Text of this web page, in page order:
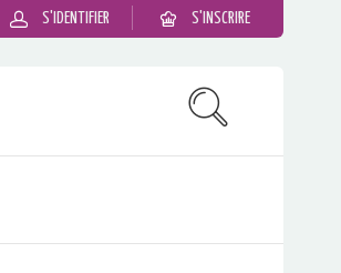
S'IDENTIFIER S'INSCRIRE